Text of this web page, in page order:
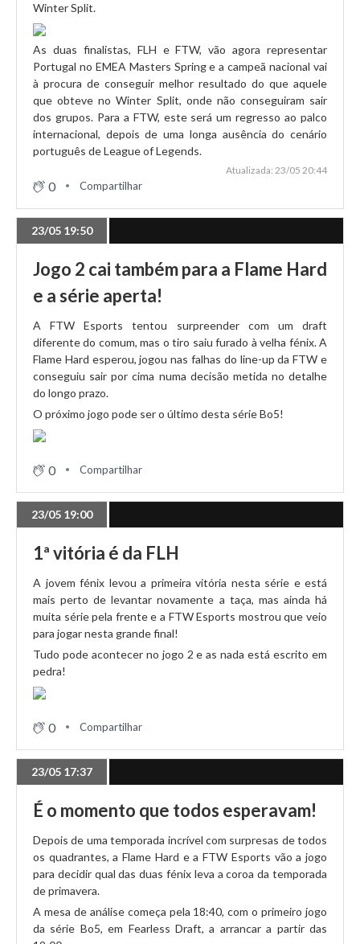
Começam os playoffs do Spring Split
13/05 21:01
Odivelas SC vence desempates e fecha contas dos
playoffs!
09/05 21:54
Nice Try junta-se ao tiebreaker e a fase regular está
Odivelas SC tropeça e perde chance de garantir já os
playoffs
09/05 19:48
FlameHard sofre, mas mantém invencibilidade
09/05 18:51
Vitória avassaladora da FTW Esports!
02/05 21:54
FTW vence no fecho da 6ª jornada e está perto dos
playoffs!
02/05 20:44
HOF garante Summer Split e aproxima-se do top 4!
02/05 19:45
FlameHard descomplica segundo jogo e continua
invicta
GTZ vence duelo e garante top 4
A jornada 6 vai começar e já há algumas garantias!
Winter Split.
As duas finalistas, FLH e FTW, vão agora representar
Portugal no EMEA Masters Spring e a campeã nacional vai
à procura de conseguir melhor resultado do que aquele
que obteve no Winter Split, onde não conseguiram sair
dos grupos. Para a FTW, este será um regresso ao palco
internacional, depois de uma longa ausência do cenário
português de League of Legends.
Atualizada: 23/05 20:44
0 Compartilhar
23/05 19:50
Jogo 2 cai também para a Flame Hard
e a série aperta!
A FTW Esports tentou surpreender com um draft
diferente do comum, mas o tiro saiu furado à velha fénix. A
Flame Hard esperou, jogou nas falhas do line-up da FTW e
conseguiu sair por cima numa decisão metida no detalhe
do longo prazo.
O próximo jogo pode ser o último desta série Bo5!
0 Compartilhar
23/05 19:00
1ª vitória é da FLH
A jovem fénix levou a primeira vitória nesta série e está
mais perto de levantar novamente a taça, mas ainda há
muita série pela frente e a FTW Esports mostrou que veio
para jogar nesta grande final!
Tudo pode acontecer no jogo 2 e as nada está escrito em
pedra!
0 Compartilhar
23/05 17:37
É o momento que todos esperavam!
Depois de uma temporada incrível com surpresas de todos
os quadrantes, a Flame Hard e a FTW Esports vão a jogo
para decidir qual das duas fénix leva a coroa da temporada
de primavera.
A mesa de análise começa pela 18:40, com o primeiro jogo
da série Bo5, em Fearless Draft, a arrancar a partir das